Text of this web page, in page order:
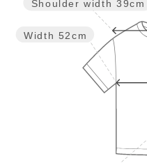
Width 52cm
Shoulder width 39cm